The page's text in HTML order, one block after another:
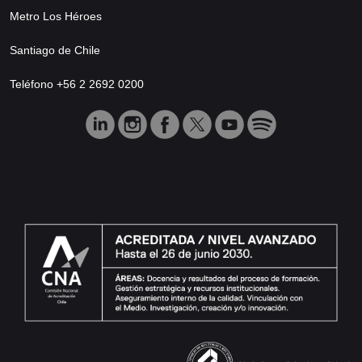
Metro Los Héroes
Santiago de Chile
Teléfono +56 2 2692 0200